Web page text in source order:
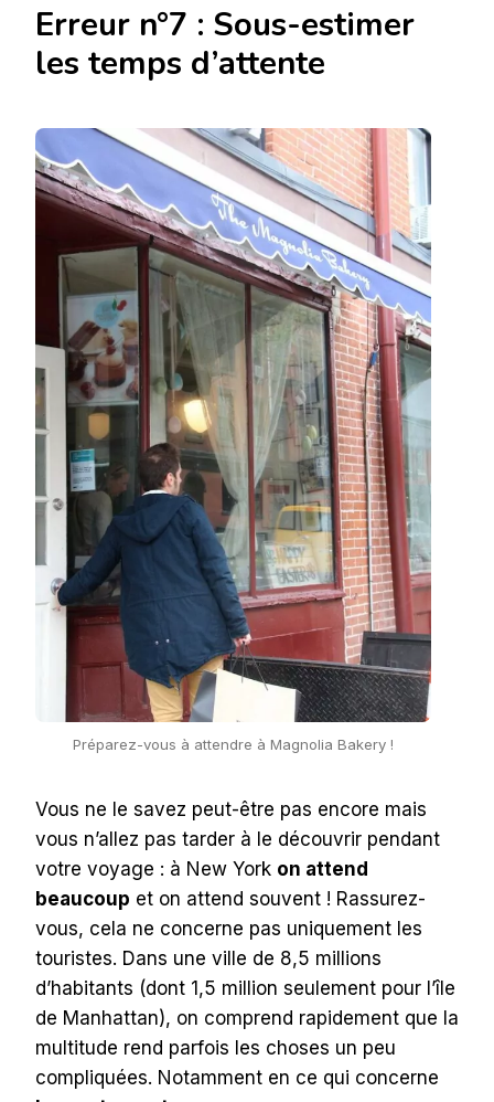
Erreur n°7 : Sous-estimer
les temps d’attente
Préparez-vous à attendre à Magnolia Bakery !
Vous ne le savez peut-être pas encore mais
vous n’allez pas tarder à le découvrir pendant
votre voyage : à New York on attend
beaucoup et on attend souvent ! Rassurez-
vous, cela ne concerne pas uniquement les
touristes. Dans une ville de 8,5 millions
d’habitants (dont 1,5 million seulement pour l’île
de Manhattan), on comprend rapidement que la
multitude rend parfois les choses un peu
compliquées. Notamment en ce qui concerne